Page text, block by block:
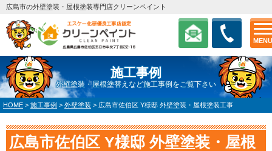
MENU
広島市の外壁塗装・屋根塗装専門店クリーンペイント
施工事例
外壁塗装・屋根塗替えなど施工事例をご覧下さい
HOME > 施工事例 > 外壁塗装 > 広島市佐伯区 Y様邸 外壁塗装・屋根塗装工事
広島市佐伯区 Y様邸 外壁塗装・屋根